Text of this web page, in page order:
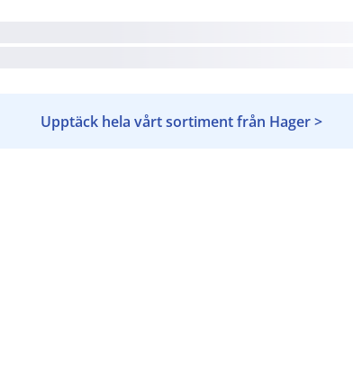
Upptäck hela vårt sortiment från Hager >